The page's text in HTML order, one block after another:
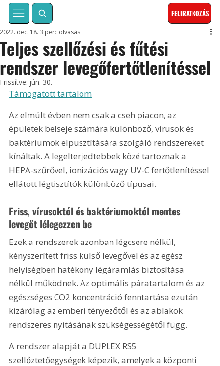
FELIRATKOZÁS
Teljes szellőzési és fűtési
rendszer levegőfertőtlenítéssel
2022. dec. 18. 3 perc olvasás
Frissítve: jún. 30.
Támogatott tartalom
Az elmúlt évben nem csak a cseh piacon, az
épületek belseje számára különböző, vírusok és
baktériumok elpusztítására szolgáló rendszereket
kínáltak. A legelterjedtebbek közé tartoznak a
HEPA-szűrővel, ionizációs vagy UV-C fertőtlenítéssel
ellátott légtisztítók különböző típusai.
Friss, vírusoktól és baktériumoktól mentes
levegőt lélegezzen be
Ezek a rendszerek azonban légcsere nélkül,
kényszerített friss külső levegővel és az egész
helyiségben hatékony légáramlás biztosítása
nélkül működnek. Az optimális páratartalom és az
egészséges CO2 koncentráció fenntartása ezután
kizárólag az emberi tényezőtől és az ablakok
rendszeres nyitásának szükségességétől függ.
A rendszer alapját a DUPLEX RS5
szellőztetőegységek képezik, amelyek a központi